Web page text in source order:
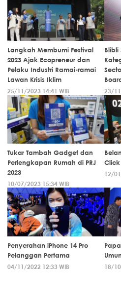
Langkah Membumi Festival
2023 Ajak Ecopreneur dan
Pelaku Industri Ramai-ramai
Lawan Krisis Iklim
25/11/2023 14:41 WIB
Blibli
23/
Tukar Tambah Gadget dan
Perlengkapan Rumah di PRJ
2023
10/07/2023 15:34 WIB
Click
12/
Penyerahan iPhone 14 Pro
Pelanggan Pertama
04/11/2022 12:33 WIB
18/